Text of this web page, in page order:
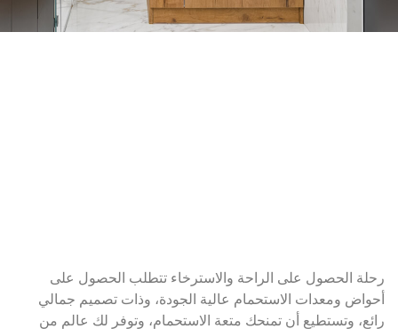
رحلة الحصول على الراحة والاسترخاء تتطلب الحصول على
أحواض ومعدات الاستحمام عالية الجودة، وذات تصميم جمالي
رائع، وتستطيع أن تمنحك متعة الاستحمام، وتوفر لك عالم من